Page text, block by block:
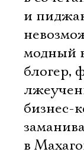
и
модный
блогер,
бизнес-
в